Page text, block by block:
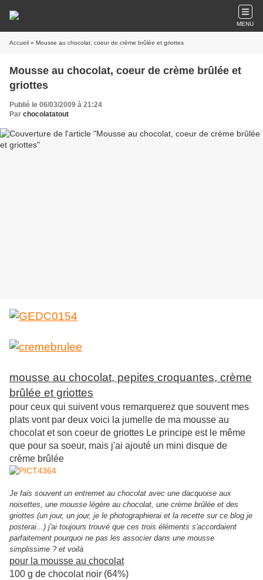
MENU
Accueil » Mousse au chocolat, coeur de crème brûlée et griottes
Mousse au chocolat, coeur de crème brûlée et
griottes
Publié le 06/03/2009 à 21:24
Par chocolatatout
mousse au chocolat, pepites croquantes, crème
brûlée et griottes
pour ceux qui suivent vous remarquerez que souvent mes
plats vont par deux voici la jumelle de ma mousse au
chocolat et son coeur de griottes Le principe est le même
que pour sa soeur, mais j'ai ajouté un mini disque de
crème brûlée
Je fais souvent un entremet au chocolat avec une dacquoise aux
noisettes, une mousse légère au chocolat, une crème brûlée et des
griottes (un jour, un jour, je le photographierai et la recette sur ce blog je
posterai...) j'ai toujours trouvé que ces trois éléments s'accordaient
parfaitement pourquoi ne pas les associer dans une mousse
simplissime ? et voilà
pour la mousse au chocolat
100 g de chocolat noir (64%)